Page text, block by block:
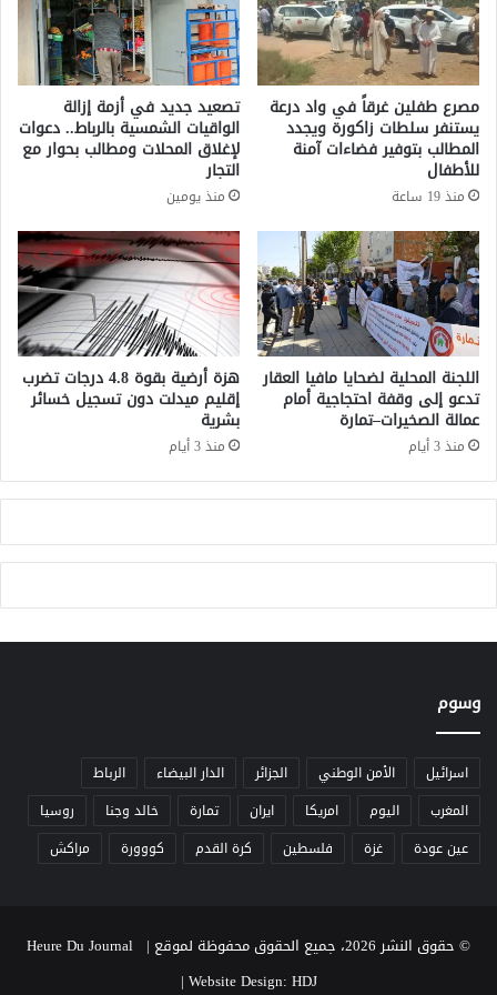
ا
ت
م
ن
م
خ
د
ر
ا
ل
ب
و
ف
ا
و
ا
ل
ك
و
ا
ن
م
ح
ا
د
ث
ا
ت
م
ع
ن
ظ
ي
ر
ي
ه
ا
ل
إ
ث
و
و
ل
ا
و
مصرع طفلين غرقاً في واد درعة
يستنفر سلطات زاكورة ويجدد
المطالب بتوفير فضاءات آمنة
للأطفال
منذ 19 ساعة
تصعيد جديد في أزمة إزالة
الواقيات الشمسية بالرباط.. دعوات
لإغلاق المحلات ومطالب بحوار مع
التجار
منذ يومين
اللجنة المحلية لضحايا مافيا العقار
تدعو إلى وقفة احتجاجية أمام
عمالة الصخيرات–تمارة
منذ 3 أيام
هزة أرضية بقوة 4.8 درجات تضرب
إقليم ميدلت دون تسجيل خسائر
بشرية
منذ 3 أيام
وسوم
اسرائيل الأمن الوطني الجزائر الدار البيضاء
الرباط
المغرب
اليوم امريكا ايران تمارة خالد وجنا
روسيا
عين عودة
غزة فلسطين كرة القدم كووورة مراكش
© حقوق النشر 2026، جميع الحقوق محفوظة لموقع Heure Du Journal |
Website Design: HDJ
|